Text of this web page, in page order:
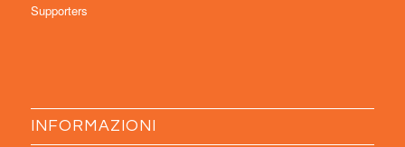
Supporters
INFORMAZIONI